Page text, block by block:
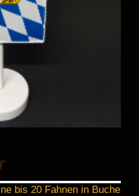
bis 20 Fahnen in Buche